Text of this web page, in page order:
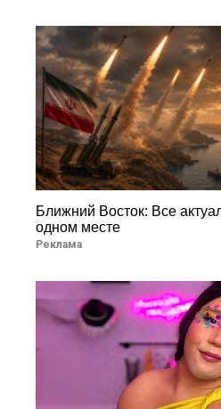
Ближний Восток: Все
одном месте
Реклама